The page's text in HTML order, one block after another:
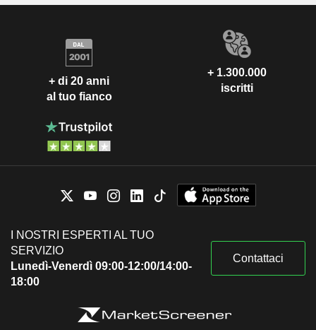
+ di 20 anni
al tuo fianco
+ 1.300.000
iscritti
I NOSTRI ESPERTI AL TUO
SERVIZIO
Lunedì-Venerdì 09:00-12:00/14:00-
18:00
Contattaci